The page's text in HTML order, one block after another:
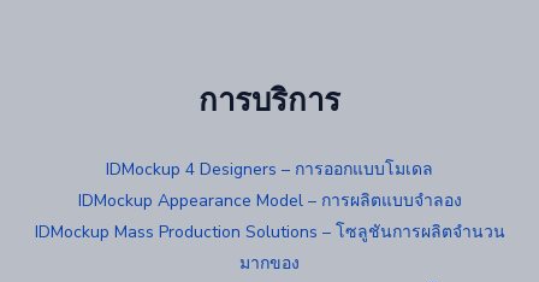
การบริการ
IDMockup 4 Designers – การออกแบบโมเดล
IDMockup Appearance Model – การผลิตแบบจำลอง
IDMockup Mass Production Solutions – โซลูชันการผลิตจำนวน
มากของ